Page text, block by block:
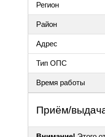
Регион
Район
Адрес
Тип ОПС
Время работы
Приём/